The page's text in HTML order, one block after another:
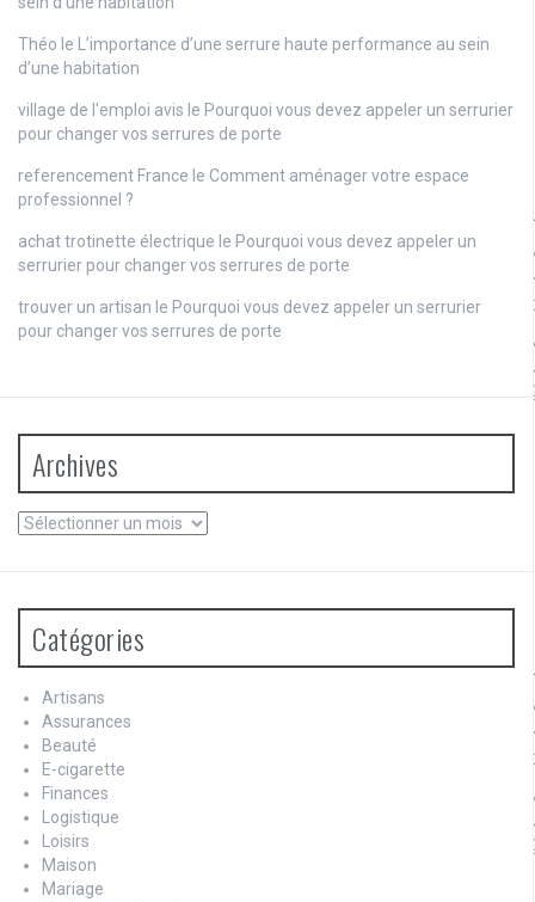
Théo le L’importance d’une serrure haute performance au sein
d’une habitation
village de l'emploi avis le Pourquoi vous devez appeler un serrurier
pour changer vos serrures de porte
referencement France le Comment aménager votre espace
professionnel ?
achat trotinette électrique le Pourquoi vous devez appeler un
serrurier pour changer vos serrures de porte
trouver un artisan le Pourquoi vous devez appeler un serrurier
pour changer vos serrures de porte
Archives
Archives
Catégories
Artisans
Assurances
Beauté
E-cigarette
Finances
Logistique
Loisirs
Maison
Mariage